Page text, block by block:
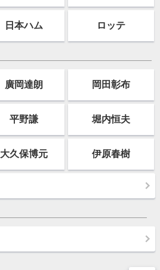
日本ハム ロッテ
廣岡達朗 岡田彰布
平野謙 堀内恒夫
大久保博元 伊原春樹